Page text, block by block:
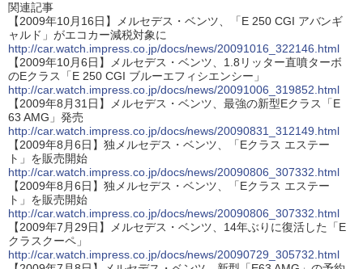
関連記事
【2009年10月16日】メルセデス・ベンツ、「E 250 CGI アバンギ
ャルド」がエコカー減税対象に
http://car.watch.impress.co.jp/docs/news/20091016_322146.html
【2009年10月6日】メルセデス・ベンツ、1.8リッター直噴ターボ
のEクラス「E 250 CGI ブルーエフィシエンシー」
http://car.watch.impress.co.jp/docs/news/20091006_319852.html
【2009年8月31日】メルセデス・ベンツ、最強の新型Eクラス「E
63 AMG」発売
http://car.watch.impress.co.jp/docs/news/20090831_312149.html
【2009年8月6日】独メルセデス・ベンツ、「Eクラス エステー
ト」を販売開始
http://car.watch.impress.co.jp/docs/news/20090806_307332.html
【2009年8月6日】独メルセデス・ベンツ、「Eクラス エステー
ト」を販売開始
http://car.watch.impress.co.jp/docs/news/20090806_307332.html
【2009年7月29日】メルセデス・ベンツ、14年ぶりに復活した「E
クラスクーペ」
http://car.watch.impress.co.jp/docs/news/20090729_305732.html